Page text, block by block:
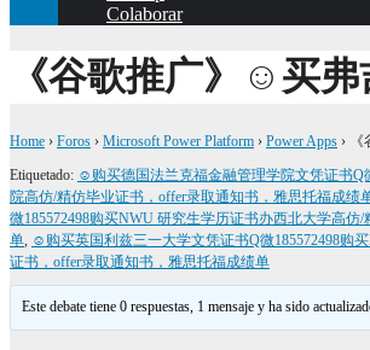
Colaborar
《谷歌推广》☺买
Home › Foros › Microsoft Power Platform › Power Apps ›
Etiquetado: ☺购买德国法兰克福金融管理学院文凭证书Q
院高仿/精仿毕业证书，offer录取通知书，雅思托福成绩
微185572498购买NWU 研究生学历证书办西北大学高
单, ☺购买英国利兹三一大学文凭证书Q微185572498购
证书，offer录取通知书，雅思托福成绩单
Este debate tiene 0 respuestas, 1 mensaje y ha sido